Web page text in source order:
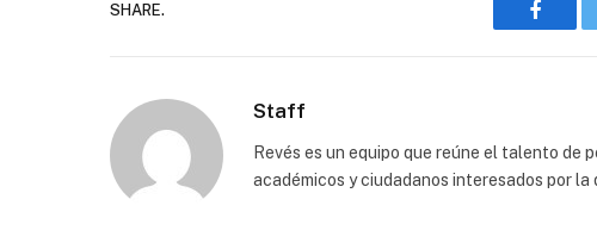
SHARE.
Staff
Revés es un equipo que reúne el talento de
académicos y ciudadanos interesados por